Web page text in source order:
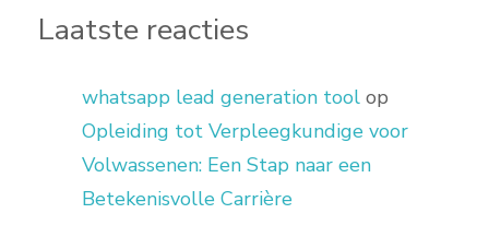
Laatste reacties
whatsapp lead generation tool op
Opleiding tot Verpleegkundige voor
Volwassenen: Een Stap naar een
Betekenisvolle Carrière